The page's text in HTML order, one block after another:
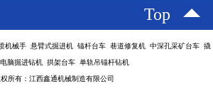
Top
机械手 悬臂式掘进机 锚杆台车 巷道修复机 中深孔采矿台车 撬
脑掘进钻机 拱架台车 单轨吊锚杆钻机
所有：江西鑫通机械制造有限公司